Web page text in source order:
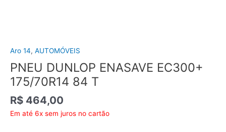
Aro 14, AUTOMÓVEIS
PNEU DUNLOP ENASAVE EC300+
175/70R14 84 T
R$ 464,00
Em até 6x sem juros no cartão